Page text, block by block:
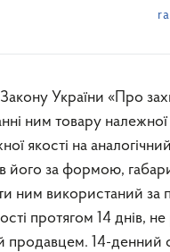
ним товару
якості на
його за формою,
ним використаний за
протягом 14 днів,
продавцем. 14-денний